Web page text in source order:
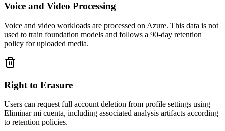
Voice and Video Processing
Voice and video workloads are processed on Azure. This data is not
used to train foundation models and follows a 90-day retention
policy for uploaded media.
Right to Erasure
Users can request full account deletion from profile settings using
Eliminar mi cuenta, including associated analysis artifacts according
to retention policies.